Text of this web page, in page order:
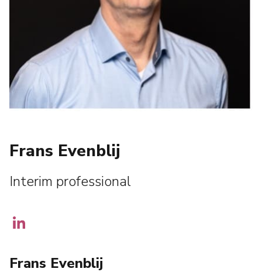
Frans Evenblij
Interim professional
Frans Evenblij